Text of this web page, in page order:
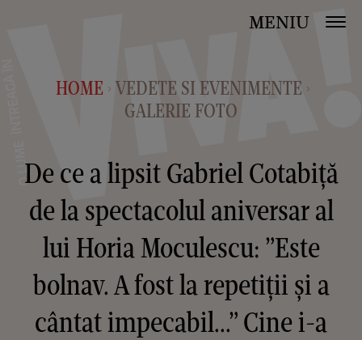
MENIU
HOME > VEDETE SI EVENIMENTE >
GALERIE FOTO
De ce a lipsit Gabriel Cotabiță
de la spectacolul aniversar al
lui Horia Moculescu: ”Este
bolnav. A fost la repetiții și a
cântat impecabil...” Cine i-a